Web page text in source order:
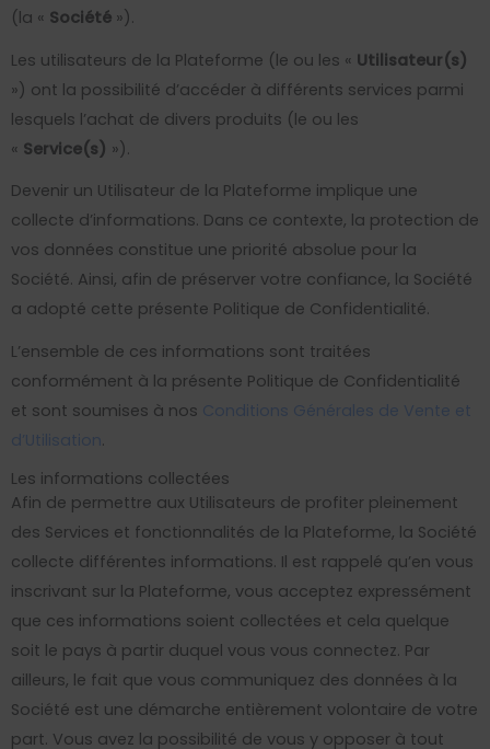
(la « Société »).
Les utilisateurs de la Plateforme (le ou les « Utilisateur(s)
») ont la possibilité d’accéder à différents services parmi
lesquels l’achat de divers produits (le ou les
« Service(s) »).
Devenir un Utilisateur de la Plateforme implique une
collecte d’informations. Dans ce contexte, la protection de
vos données constitue une priorité absolue pour la
Société. Ainsi, afin de préserver votre confiance, la Société
a adopté cette présente Politique de Confidentialité.
L’ensemble de ces informations sont traitées
conformément à la présente Politique de Confidentialité
et sont soumises à nos Conditions Générales de Vente et
d’Utilisation.
Les informations collectées
Afin de permettre aux Utilisateurs de profiter pleinement
des Services et fonctionnalités de la Plateforme, la Société
collecte différentes informations. Il est rappelé qu’en vous
inscrivant sur la Plateforme, vous acceptez expressément
que ces informations soient collectées et cela quelque
soit le pays à partir duquel vous vous connectez. Par
ailleurs, le fait que vous communiquez des données à la
Société est une démarche entièrement volontaire de votre
part. Vous avez la possibilité de vous y opposer à tout